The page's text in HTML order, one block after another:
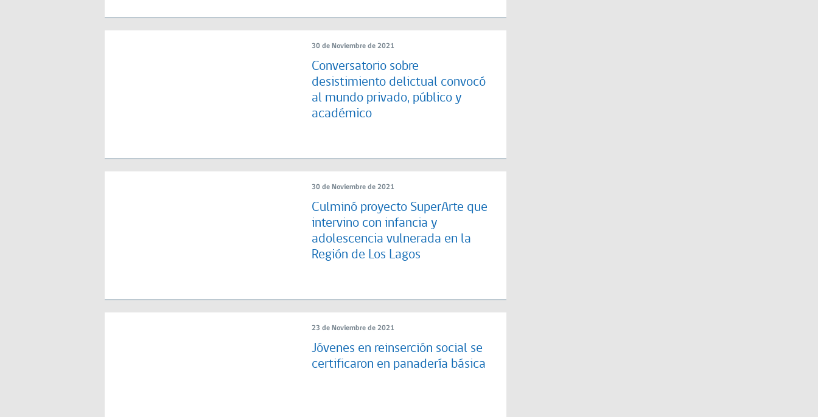
30 de Noviembre de 2021
Conversatorio sobre
desistimiento delictual convocó
al mundo privado, público y
académico
30 de Noviembre de 2021
Culminó proyecto SuperArte que
intervino con infancia y
adolescencia vulnerada en la
Región de Los Lagos
23 de Noviembre de 2021
Jóvenes en reinserción social se
certificaron en panadería básica